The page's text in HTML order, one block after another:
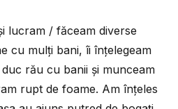
lucram / făceam diverse
cu mulți bani, îi înțelegeam
rău cu banii și munceam
rupt de foame. Am înțeles